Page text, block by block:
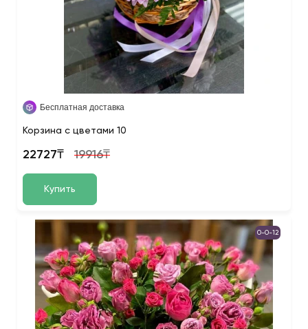
Бесплатная доставка
Корзина с цветами 10
22727₸ 19916₸
Купить
0-0-12